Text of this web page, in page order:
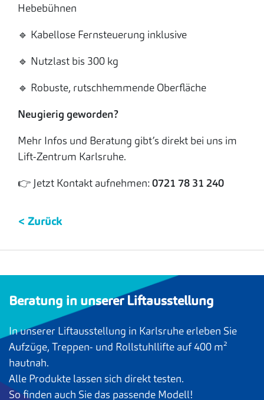
Hebebühnen
🔹 Kabellose Fernsteuerung inklusive
🔹 Nutzlast bis 300 kg
🔹 Robuste, rutschhemmende Oberfläche
Neugierig geworden?
Mehr Infos und Beratung gibt’s direkt bei uns im
Lift-Zentrum Karlsruhe.
👉 Jetzt Kontakt aufnehmen:0721 78 31 240
< Zurück
Beratung in unserer Liftausstellung
In unserer Liftausstellung in Karlsruhe erleben Sie
Aufzüge, Treppen- und Rollstuhllifte auf 400 m²
hautnah.
Alle Produkte lassen sich direkt testen.
So finden auch Sie das passende Modell!